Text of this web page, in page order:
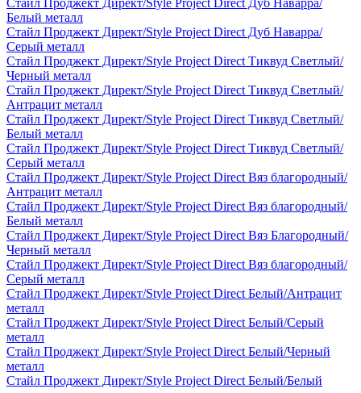
Стайл Проджект Директ/Style Project Direct Дуб Наварра/
Белый металл
Стайл Проджект Директ/Style Project Direct Дуб Наварра/
Серый металл
Стайл Проджект Директ/Style Project Direct Тиквуд Светлый/
Черный металл
Стайл Проджект Директ/Style Project Direct Тиквуд Светлый/
Антрацит металл
Стайл Проджект Директ/Style Project Direct Тиквуд Светлый/
Белый металл
Стайл Проджект Директ/Style Project Direct Тиквуд Светлый/
Серый металл
Стайл Проджект Директ/Style Project Direct Вяз благородный/
Антрацит металл
Стайл Проджект Директ/Style Project Direct Вяз благородный/
Белый металл
Стайл Проджект Директ/Style Project Direct Вяз Благородный/
Черный металл
Стайл Проджект Директ/Style Project Direct Вяз благородный/
Серый металл
Стайл Проджект Директ/Style Project Direct Белый/Антрацит
металл
Стайл Проджект Директ/Style Project Direct Белый/Серый
металл
Стайл Проджект Директ/Style Project Direct Белый/Черный
металл
Стайл Проджект Директ/Style Project Direct Белый/Белый